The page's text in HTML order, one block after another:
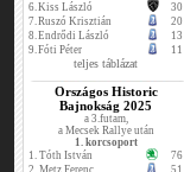
6.Kiss László
30
7.Ruszó Krisztián
20
8.Endrődi László
13
9.Fóti Péter 11
teljes táblázat
Országos Historic
Bajnokság 2025
a 3.futam,
a Mecsek Rallye után
1. korcsoport
1. Tóth István
76
2. Metz Ferenc 51